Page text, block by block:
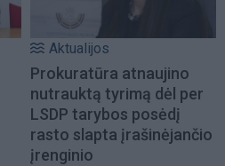
Aktualijos
Prokuratūra atnaujino
nutrauktą tyrimą dėl per
LSDP tarybos posėdį
rasto slapta įrašinėjančio
įrenginio